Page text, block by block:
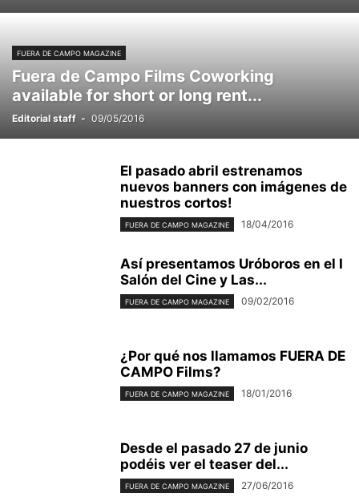
FUERA DE CAMPO MAGAZINE
Fuera de Campo Films Coworking
available for short or long rent...
Editorial staff - 09/05/2016
El pasado abril estrenamos
nuevos banners con imágenes de
nuestros cortos!
FUERA DE CAMPO MAGAZINE 18/04/2016
Así presentamos Uróboros en el I
Salón del Cine y Las...
FUERA DE CAMPO MAGAZINE 09/02/2016
¿Por qué nos llamamos FUERA DE
CAMPO Films?
FUERA DE CAMPO MAGAZINE 18/01/2016
Desde el pasado 27 de junio
podéis ver el teaser del...
FUERA DE CAMPO MAGAZINE 27/06/2016